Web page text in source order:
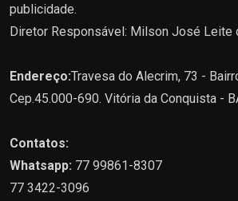
publicidade.
Diretor Responsável: Milson José Leite
Endereço:Travesa do Alecrim, 73 -
Cep.45.000-690. Vitória da Conquista -
Contatos:
Whatsapp: 77 99861-8307
77 3422-3096